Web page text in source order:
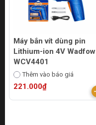
Máy bắn vít dùng pin
Lithium-ion 4V Wadfow
WCV4401
Thêm vào báo giá
221.000₫